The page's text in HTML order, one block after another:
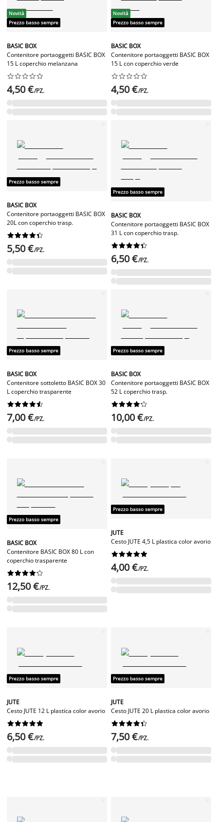
Novità
Prezzo basso sempre
BASIC BOX
Contenitore portaoggetti BASIC BOX
15 L coperchio melanzana






4,50 €/PZ.
Novità
Prezzo basso sempre
BASIC BOX
Contenitore portaoggetti BASIC BOX
15 L con coperchio verde






4,50 €/PZ.
Prezzo basso sempre
BASIC BOX
Contenitore portaoggetti BASIC BOX
20L con coperchio trasp.






5,50 €/PZ.
Prezzo basso sempre
BASIC BOX
Contenitore portaoggetti BASIC BOX
31 L con coperchio trasp.






6,50 €/PZ.
Prezzo basso sempre
BASIC BOX
Contenitore sottoletto BASIC BOX 30
L coperchio trasparente






7,00 €/PZ.
Prezzo basso sempre
BASIC BOX
Contenitore portaoggetti BASIC BOX
52 L coperchio trasp.






10,00 €/PZ.
Prezzo basso sempre
BASIC BOX
Contenitore BASIC BOX 80 L con
coperchio trasparente






12,50 €/PZ.
Prezzo basso sempre
JUTE
Cesto JUTE 4,5 L plastica color avorio






4,00 €/PZ.
Prezzo basso sempre
JUTE
Cesto JUTE 12 L plastica color avorio






6,50 €/PZ.
Prezzo basso sempre
JUTE
Cesto JUTE 20 L plastica color avorio






7,50 €/PZ.